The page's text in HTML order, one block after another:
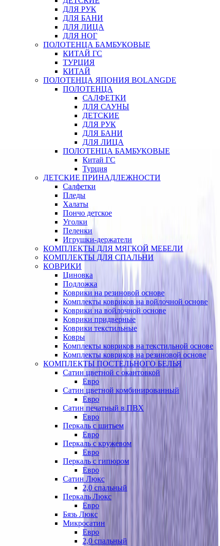
ДЛЯ РУК
ДЛЯ БАНИ
ДЛЯ ЛИЦА
ДЛЯ НОГ
ПОЛОТЕНЦА БАМБУКОВЫЕ
КИТАЙ ГС
ТУРЦИЯ
КИТАЙ
ПОЛОТЕНЦА ЯПОНИЯ BOLANGDE
ПОЛОТЕНЦА
САЛФЕТКИ
ДЛЯ САУНЫ
ДЕТСКИЕ
ДЛЯ РУК
ДЛЯ БАНИ
ДЛЯ ЛИЦА
ПОЛОТЕНЦА БАМБУКОВЫЕ
Китай ГС
Турция
ДЕТСКИЕ ПРИНАДЛЕЖНОСТИ
Салфетки
Пледы
Халаты
Пончо детское
Уголки
Пеленки
Игрушки-держатели
КОМПЛЕКТЫ ДЛЯ МЯГКОЙ МЕБЕЛИ
КОМПЛЕКТЫ ДЛЯ СПАЛЬНИ
КОВРИКИ
Циновка
Подложка
Коврики на резиновой основе
Комплекты ковриков на войлочной основе
Коврики на войлочной основе
Коврики придверные
Коврики текстильные
Ковры
Комплекты ковриков на текстильной основе
Комплекты ковриков на резиновой основе
КОМПЛЕКТЫ ПОСТЕЛЬНОГО БЕЛЬЯ
Сатин цветной с окантовкой
Евро
Сатин цветной комбинированный
Евро
Сатин печатный в ПВХ
Евро
Перкаль с шитьем
Евро
Перкаль с кружевом
Евро
Перкаль с гипюром
Евро
Сатин Люкс
2,0 спальный
Перкаль Люкс
Евро
Бязь Люкс
Микросатин
Евро
2,0 спальный